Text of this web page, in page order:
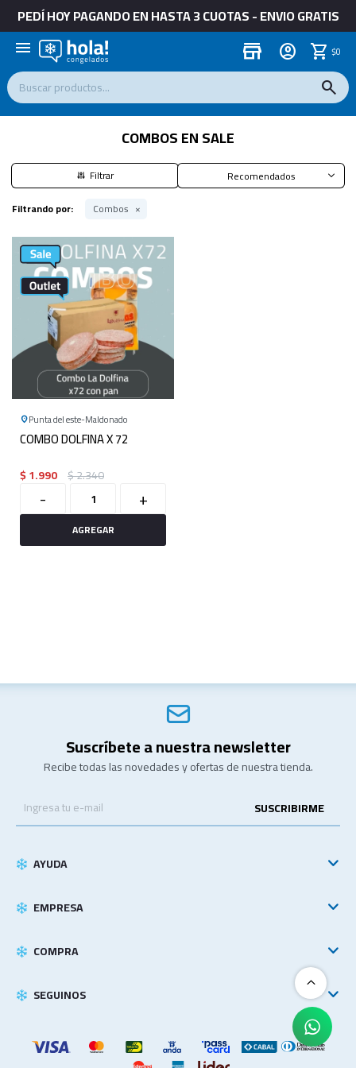
PEDÍ HOY PAGANDO EN HASTA 3 CUOTAS - ENVIO GRATIS
menu store $0
COMBOS EN SALE
Recomendados
Filtrando por:
Combos
Punta del este Maldonado
COMBO DOLFINA X 72
$1.990 $2.340
- +
Suscríbete a nuestra newsletter
Recibe todas las novedades y ofertas de nuestra tienda.
SUSCRIBIRME
AYUDA
EMPRESA
COMPRA
SEGUINOS